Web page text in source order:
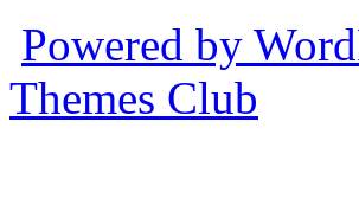
Powered by
Themes Club